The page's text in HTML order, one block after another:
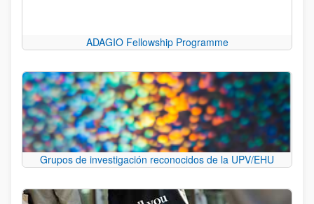
ADAGIO Fellowship Programme
Grupos de investigación reconocidos de la UPV/EHU